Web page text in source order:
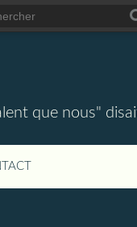
que nous"